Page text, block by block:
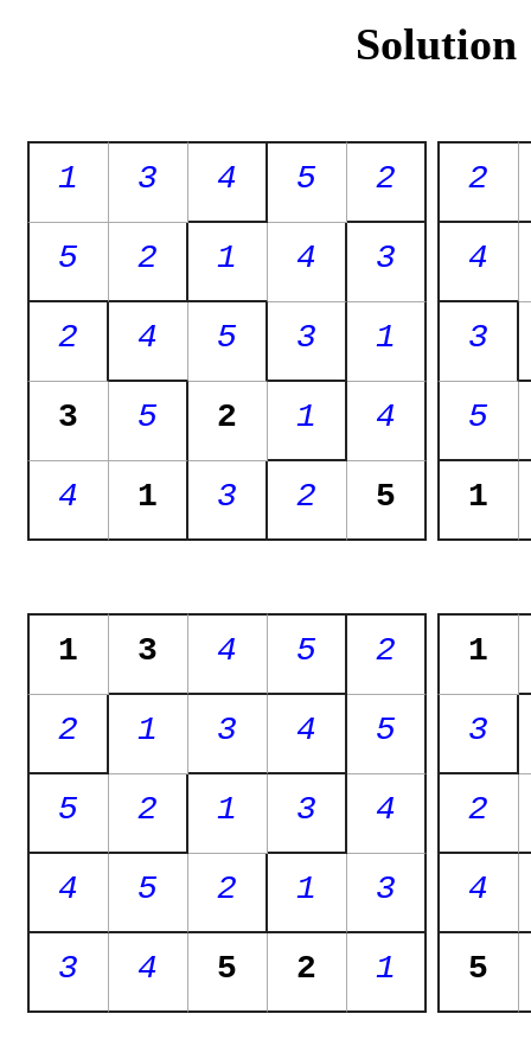
Solution